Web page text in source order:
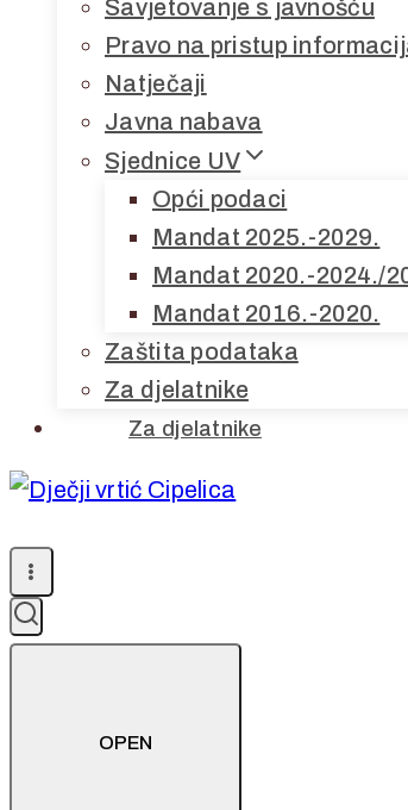
Savjetovanje s javnošću
Pravo na pristup
Natječaji
Javna nabava
Sjednice UV
Opći podaci
Mandat 2025.-2029.
Mandat 2020.-2024./
Mandat 2016.-2020.
Zaštita podataka
Za djelatnike
Za djelatnike
OPEN